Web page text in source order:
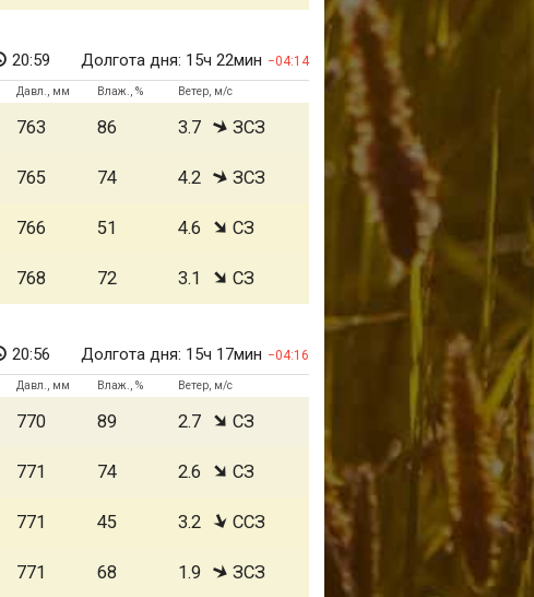
20:59 Долгота дня: 15ч 22мин 04:14
Давл., мм Влаж., % Ветер, м/с
763 86 3.7 ЗСЗ
765 74 4.2 ЗСЗ
766 51 4.6 СЗ
768 72 3.1 СЗ
20:56 Долгота дня: 15ч 17мин 04:16
Давл., мм Влаж., % Ветер, м/с
770 89 2.7 СЗ
771 74 2.6 СЗ
771 45 3.2 ССЗ
771 68 1.9 ЗСЗ